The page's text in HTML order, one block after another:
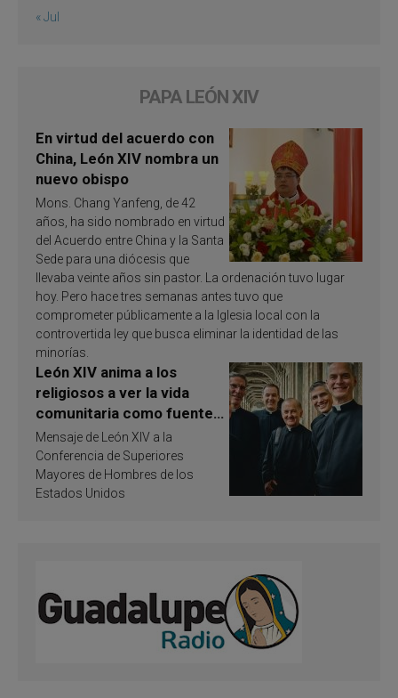
« Jul
PAPA LEÓN XIV
En virtud del acuerdo con
China, León XIV nombra un
nuevo obispo
Mons. Chang Yanfeng, de 42
años, ha sido nombrado en virtud
del Acuerdo entre China y la Santa
Sede para una diócesis que
llevaba veinte años sin pastor. La ordenación tuvo lugar
hoy. Pero hace tres semanas antes tuvo que
comprometer públicamente a la Iglesia local con la
controvertida ley que busca eliminar la identidad de las
minorías.
León XIV anima a los
religiosos a ver la vida
comunitaria como fuente
de inspiración y
santificación
Mensaje de León XIV a la
Conferencia de Superiores
Mayores de Hombres de los
Estados Unidos